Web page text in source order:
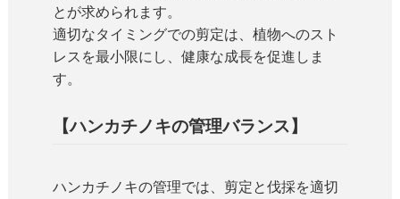
とが求められます。
適切なタイミングでの剪定は、植物へのスト
レスを最小限にし、健康な成長を促進しま
す。
【ハンカチノキの管理バランス】
ハンカチノキの管理では、剪定と伐採を適切